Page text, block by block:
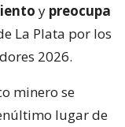
y preocupa
La Plata por los
2026.
minero se
lugar de